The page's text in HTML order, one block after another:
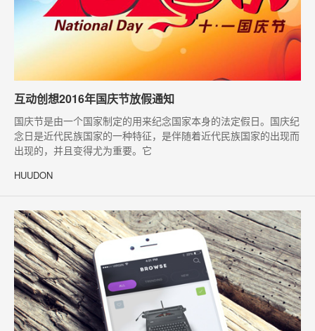
互动创想2016年国庆节放假通知
国庆节是由一个国家制定的用来纪念国家本身的法定假日。国庆纪
念日是近代民族国家的一种特征，是伴随着近代民族国家的出现而
出现的，并且变得尤为重要。它
HUUDON